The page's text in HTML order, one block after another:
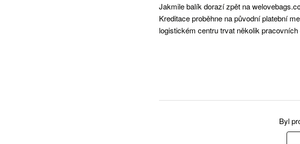
Jakmile balík dorazí zpět na
Kreditace proběhne na původní platební
logistickém centru trvat několik pracovních
Byl